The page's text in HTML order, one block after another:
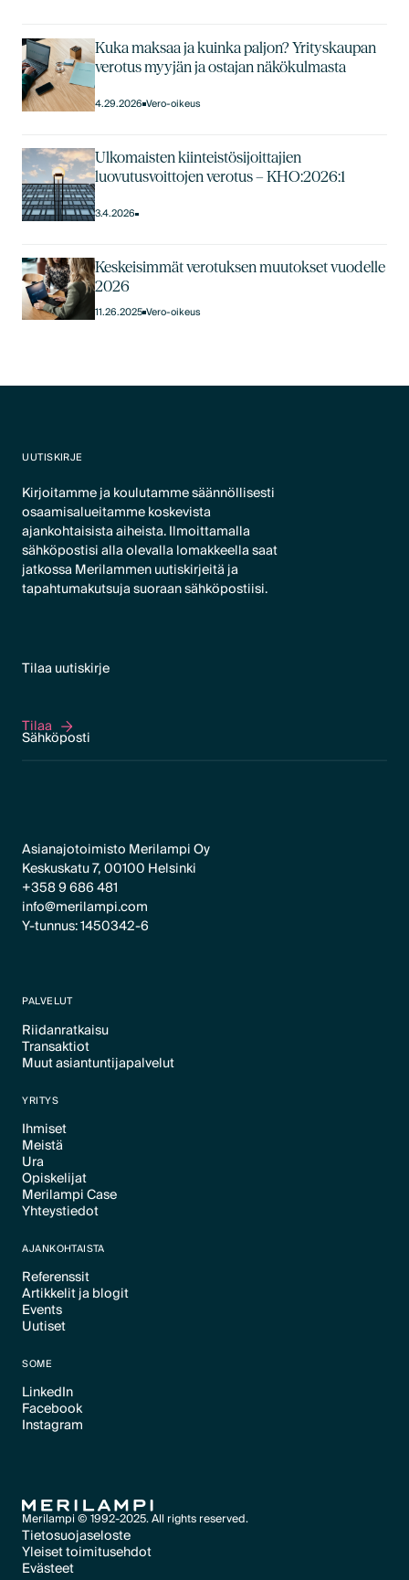
Kuka maksaa ja kuinka paljon? Yrityskaupan
verotus myyjän ja ostajan näkökulmasta
4.29.2026Vero-oikeus
Ulkomaisten kiinteistösijoittajien
luovutusvoittojen verotus – KHO:2026:1
3.4.2026
Keskeisimmät verotuksen muutokset vuodelle
2026
11.26.2025Vero-oikeus
UUTISKIRJE
Kirjoitamme ja koulutamme säännöllisesti
osaamisalueitamme koskevista
ajankohtaisista aiheista. Ilmoittamalla
sähköpostisi alla olevalla lomakkeella saat
jatkossa Merilammen uutiskirjeitä ja
tapahtumakutsuja suoraan sähköpostiisi.
Tilaa uutiskirje
Tilaa
Tilaa
Asianajotoimisto Merilampi Oy
Keskuskatu 7, 00100 Helsinki
+358 9 686 481
info@merilampi.com
Y-tunnus: 1450342-6
PALVELUT
Riidanratkaisu
Text Link
Transaktiot
Text Link
Muut asiantuntijapalvelut
YRITYS
Ihmiset
Text Link
Meistä
Text Link
Ura
Text Link
Opiskelijat
Text Link
Merilampi Case
Text Link
Yhteystiedot
AJANKOHTAISTA
Referenssit
Text Link
Artikkelit ja blogit
Text Link
Events
Text Link
Uutiset
SOME
LinkedIn
Text Link
Facebook
Text Link
Instagram
Merilampi © 1992-2025. All rights reserved.
Tietosuojaseloste
Text Link
Yleiset toimitusehdot
Text Link
Evästeet